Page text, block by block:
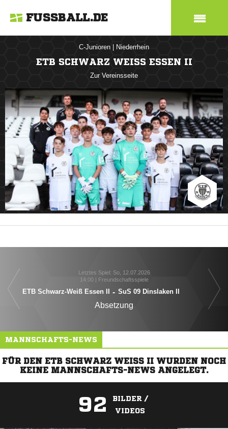
FUSSBALL.DE
C-Junioren Niederrhein
ETB SCHWARZ WEISS ESSEN II
Zur Vereinsseite
Letztes Spiel: So, 12.07.2026
14:00 | Freundschaftsspiele
ETB Schwarz-Weiß Essen II - SuS 09 Dinslaken II
Absetzung
MANNSCHAFTS-NEWS
FÜR DEN ETB SCHWARZ WEISS II WURDEN NOCH K
EINE MANNSCHAFTS-NEWS ANGELEGT.
92
BILDER /
VIDEOS